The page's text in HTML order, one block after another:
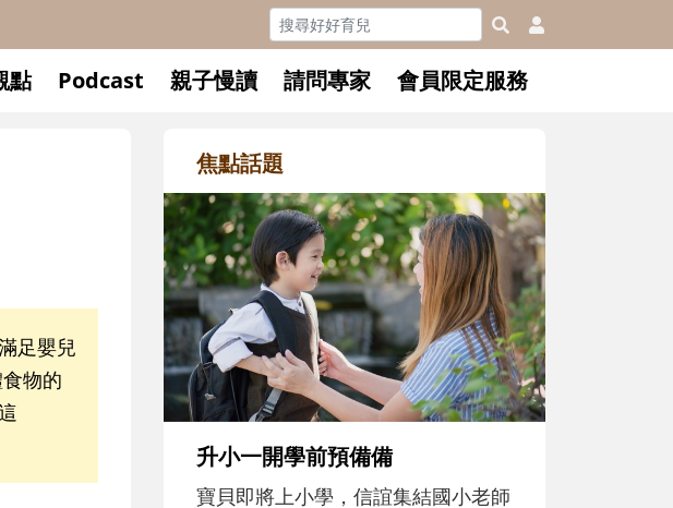
點 Podcast 親子慢讀 請問專家 會員限定服務
足嬰兒
物的
焦點話題
和孩子一起長大的那個男人│讀
懂父親的不同模樣
沒有人天生就擅長當爸爸！男人總是
在一次次「前所未有」的體驗中，跟
著孩子一起長大。從給予安全感的肢
體遊戲，到獨立自主、角色認同及解
決問題的能力養成。爸爸正嘗試用不
同的模樣，參與孩子每個重要的成長